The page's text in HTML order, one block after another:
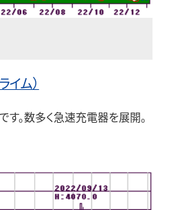
ム）
。数多く急速充電器を展開。